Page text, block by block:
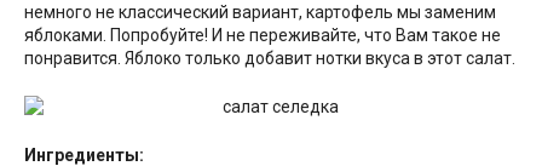
немного не классический вариант, картофель мы заменим
яблоками. Попробуйте! И не переживайте, что Вам такое не
понравится. Яблоко только добавит нотки вкуса в этот салат.
Ингредиенты: